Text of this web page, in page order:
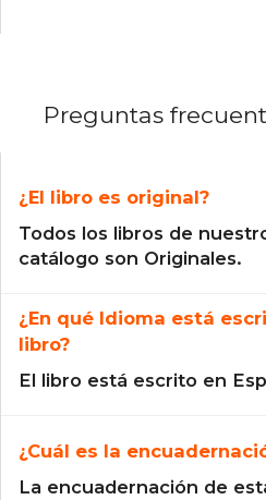
Preguntas
¿El libro es original?
Todos los libros de
catálogo son Originales.
¿En qué Idioma está
libro?
El libro está escrito en
¿Cuál es la
La encuadernación de